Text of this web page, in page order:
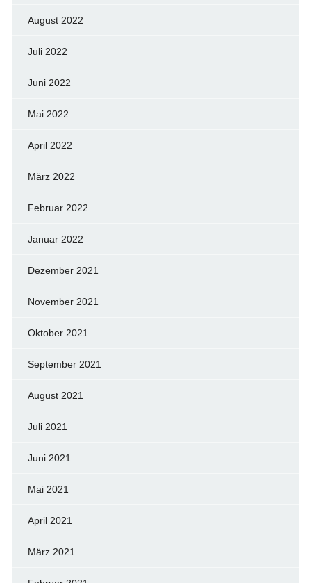
August 2022
Juli 2022
Juni 2022
Mai 2022
April 2022
März 2022
Februar 2022
Januar 2022
Dezember 2021
November 2021
Oktober 2021
September 2021
August 2021
Juli 2021
Juni 2021
Mai 2021
April 2021
März 2021